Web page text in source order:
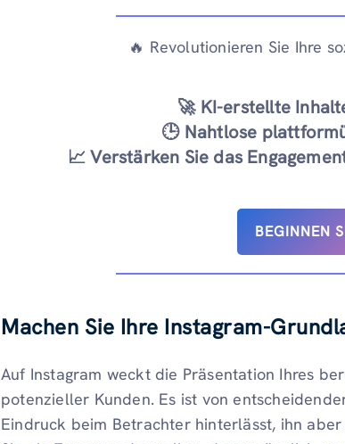
🔥 Revolutionieren Sie Ihre
🚀 KI-erstellte
🕒 Nahtlose
📈 Verstärken Sie das
BEGINNEN
Machen Sie Ihre Instagram-
Auf Instagram weckt die Präsentation Ihres
potenzieller Kunden. Es ist von
Eindruck beim Betrachter hinterlässt, ihn